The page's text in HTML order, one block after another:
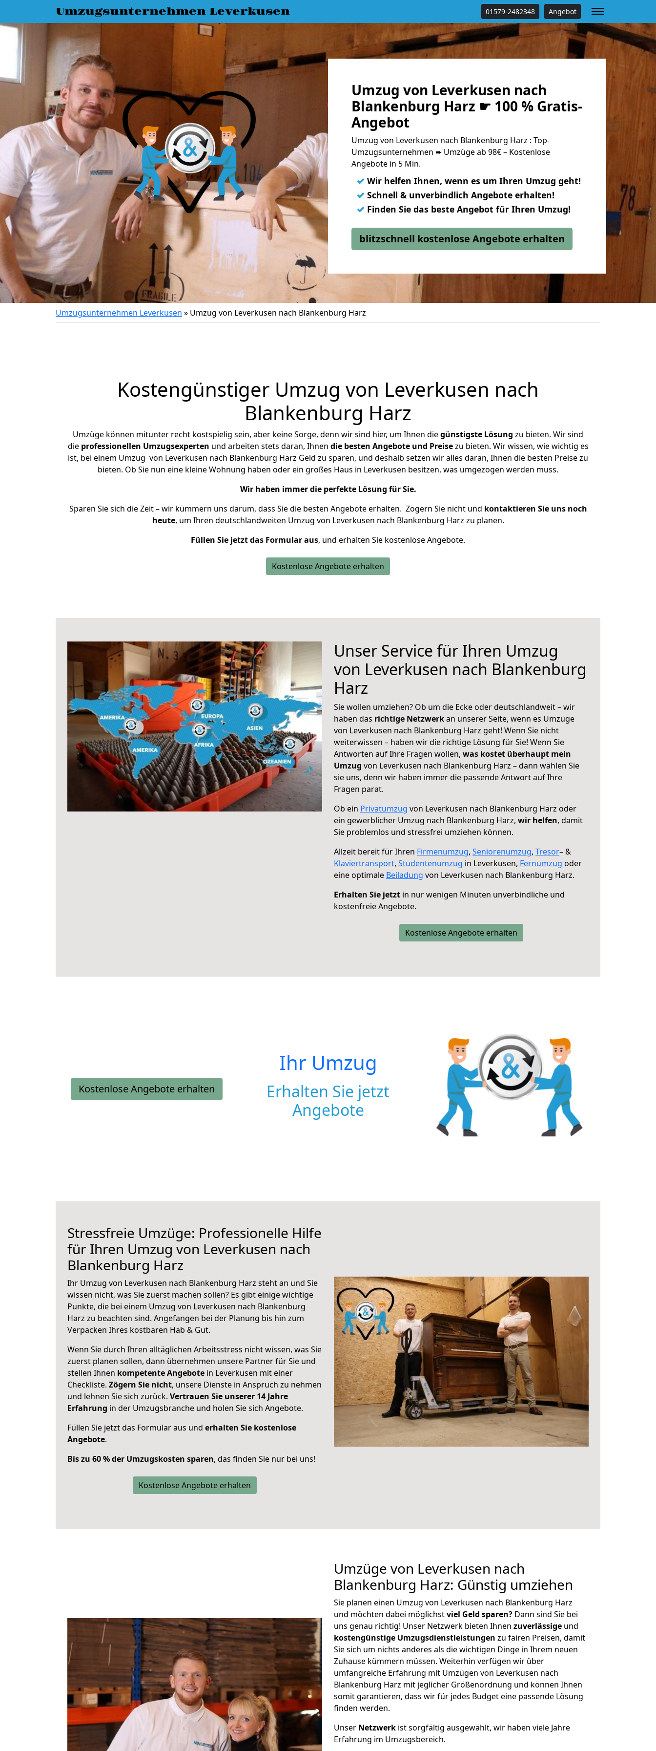
Umzugsunternehmen Leverkusen 01579-2482348 Angebot
Umzug von Leverkusen nach
Blankenburg Harz ☛ 100 % Gratis-
Angebot
Umzug von Leverkusen nach Blankenburg Harz : Top-
Umzugsunternehmen ➨ Umzüge ab 98€ – Kostenlose
Angebote in 5 Min.
✓ Wir helfen Ihnen, wenn es um Ihren Umzug geht!
✓ Schnell & unverbindlich Angebote erhalten!
✓ Finden Sie das beste Angebot für Ihren Umzug!
blitzschnell kostenlose Angebote erhalten
Umzugsunternehmen Leverkusen » Umzug von Leverkusen nach Blankenburg Harz
Kostengünstiger Umzug von Leverkusen nach
Blankenburg Harz
Umzüge können mitunter recht kostspielig sein, aber keine Sorge, denn wir sind hier, um Ihnen diegünstigste Lösung zu bieten. Wir sind
die professionellen Umzugsexperten und arbeiten stets daran, Ihnen die besten Angebote und Preisezu bieten. Wir wissen, wie wichtig es
ist, bei einem Umzug von Leverkusen nach Blankenburg Harz Geld zu sparen, und deshalb setzen wir alles daran, Ihnen die besten Preise zu
bieten. Ob Sie nun eine kleine Wohnung haben oder ein großes Haus in Leverkusen besitzen, was umgezogen werden muss.
Wir haben immer die perfekte Lösung für Sie.
Sparen Sie sich die Zeit – wir kümmern uns darum, dass Sie die besten Angebote erhalten. Zögern Sie nicht und kontaktieren Sie uns noch
heute, um Ihren deutschlandweiten Umzug von Leverkusen nach Blankenburg Harz zu planen.
Füllen Sie jetzt das Formular aus, und erhalten Sie kostenlose Angebote.
Kostenlose Angebote erhalten
Unser Service für Ihren Umzug
von Leverkusen nach Blankenburg
Harz
Sie wollen umziehen? Ob um die Ecke oder deutschlandweit – wir
haben das richtige Netzwerkan unserer Seite, wenn es Umzüge
von Leverkusen nach Blankenburg Harz geht! Wenn Sie nicht
weiterwissen – haben wir die richtige Lösung für Sie! Wenn Sie
Antworten auf Ihre Fragen wollen, was kostet überhaupt mein
Umzug von Leverkusen nach Blankenburg Harz – dann wählen Sie
sie uns, denn wir haben immer die passende Antwort auf Ihre
Fragen parat.
Ob ein Privatumzug von Leverkusen nach Blankenburg Harz oder
ein gewerblicher Umzug nach Blankenburg Harz, wir helfen, damit
Sie problemlos und stressfrei umziehen können.
Allzeit bereit für Ihren Firmenumzug, Seniorenumzug, Tresor– &
Klaviertransport, Studentenumzug in Leverkusen, Fernumzug oder
eine optimale Beiladung von Leverkusen nach Blankenburg Harz.
Erhalten Sie jetzt in nur wenigen Minuten unverbindliche und
kostenfreie Angebote.
Kostenlose Angebote erhalten
Kostenlose Angebote erhalten
Ihr Umzug
Erhalten Sie jetzt
Angebote
Stressfreie Umzüge: Professionelle Hilfe
für Ihren Umzug von Leverkusen nach
Blankenburg Harz
Ihr Umzug von Leverkusen nach Blankenburg Harz steht an und Sie
wissen nicht, was Sie zuerst machen sollen? Es gibt einige wichtige
Punkte, die bei einem Umzug von Leverkusen nach Blankenburg
Harz zu beachten sind. Angefangen bei der Planung bis hin zum
Verpacken Ihres kostbaren Hab & Gut.
Wenn Sie durch Ihren alltäglichen Arbeitsstress nicht wissen, was Sie
zuerst planen sollen, dann übernehmen unsere Partner für Sie und
stellen Ihnen kompetente Angebote in Leverkusen mit einer
Checkliste. Zögern Sie nicht, unsere Dienste in Anspruch zu nehmen
und lehnen Sie sich zurück. Vertrauen Sie unserer 14 Jahre
Erfahrung in der Umzugsbranche und holen Sie sich Angebote.
Füllen Sie jetzt das Formular aus und erhalten Sie kostenlose
Angebote.
Bis zu 60 % der Umzugskosten sparen, das finden Sie nur bei uns!
Kostenlose Angebote erhalten
Umzüge von Leverkusen nach
Blankenburg Harz: Günstig umziehen
Sie planen einen Umzug von Leverkusen nach Blankenburg Harz
und möchten dabei möglichstviel Geld sparen? Dann sind Sie bei
uns genau richtig! Unser Netzwerk bieten Ihnen zuverlässige und
kostengünstige Umzugsdienstleistungen zu fairen Preisen, damit
Sie sich um nichts anderes als die wichtigen Dinge in Ihrem neuen
Zuhause kümmern müssen. Weiterhin verfügen wir über
umfangreiche Erfahrung mit Umzügen von Leverkusen nach
Blankenburg Harz mit jeglicher Größenordnung und können Ihnen
somit garantieren, dass wir für jedes Budget eine passende Lösung
finden werden.
Unser Netzwerk ist sorgfältig ausgewählt, wir haben viele Jahre
Erfahrung im Umzugsbereich.